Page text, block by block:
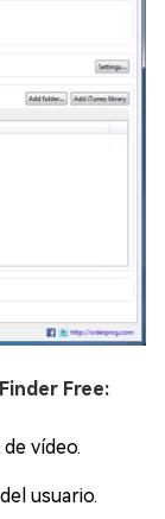
Free:
vídeo.
usuario.